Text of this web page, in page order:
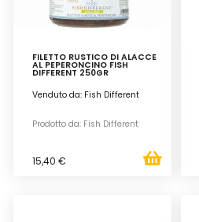
FILETTO RUSTICO DI ALACCE
AL PEPERONCINO FISH
DIFFERENT 250GR
Venduto da: Fish Different
Prodotto da: Fish Different
15,40 €